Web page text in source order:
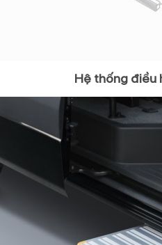
Hệ thống điều